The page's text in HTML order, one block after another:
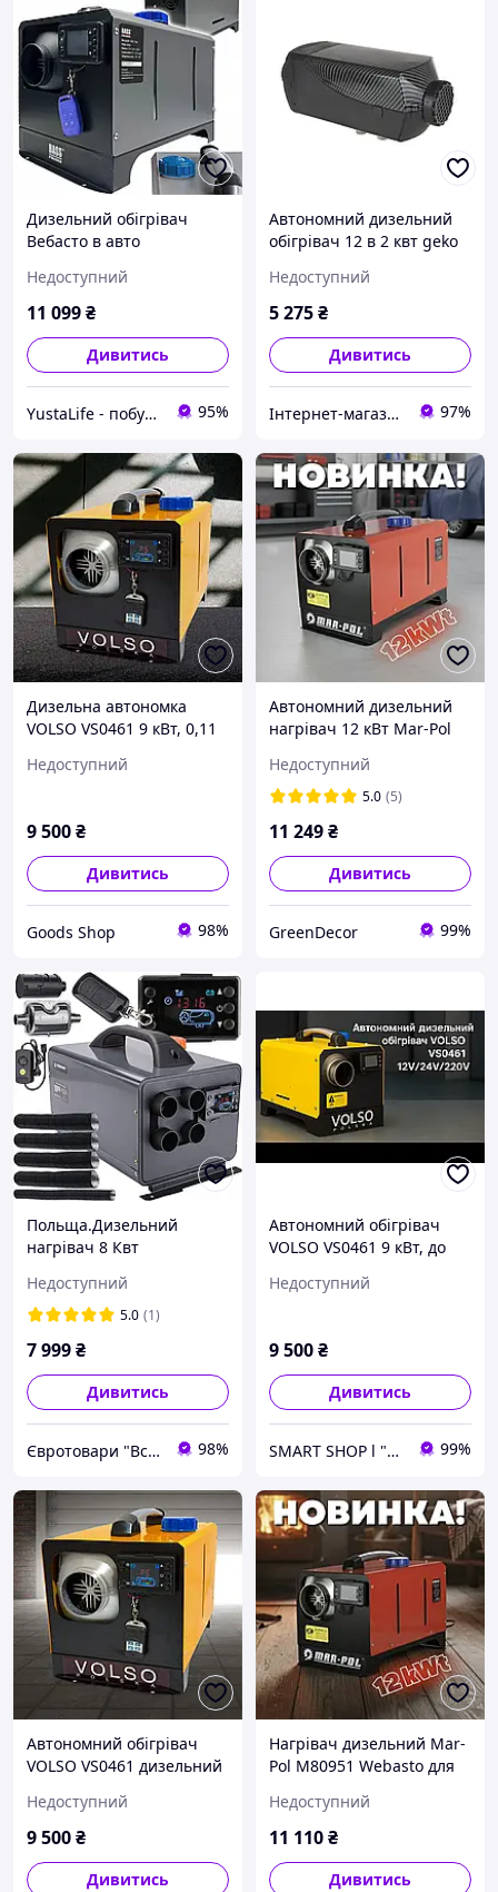
Дизельний обігрівач
Вебасто в авто
обігрівач дизельний 12
220 вольт Вебаст
подарунок
Недоступний
11 099₴
Дивитись
YustaLife - побутові товари, техніка, туризм 95%
Автономний дизельний
обігрівач 12 в 2 квт geko
обігрівач, обігрівач для
авто
Недоступний
5 275₴
Дивитись
Інтернет-магазин якісних інструментів ''VERFO'' 97%
Дизельна автономка
VOLSO VS0461 9 кВт, 0,11
корпус метал/алюміній:
Недоступний
9 500₴
Дивитись
Goods Shop 98%
Автономний дизельний
нагрівач 12 кВт Mar-Pol
управління
Недоступний
5.0 (5)
11 249₴
Дивитись
GreenDecor 99%
Польща.Дизельний
нагрівач 8 Квт
пультом
Недоступний
5.0 (1)
7 999₴
Дивитись
Євротовари "Все Вам" iнтернет-магазин. 98%
Автономний обігрівач
VOLSO VS0461 9 кВт, до
надійний. Компактний,
Недоступний
9 500₴
Дивитись
SMART SHOP l "Товари для дому та активного відпочинку" 99%
Автономний обігрівач
VOLSO VS0461 дизельний
год, t діапазон:-50°C
+50°C Швидкий та
Недоступний
9 500₴
Дивитись
Нагрівач дизельний Mar-
Pol М80951 Webasto для
Недоступний
11 110₴
Дивитись